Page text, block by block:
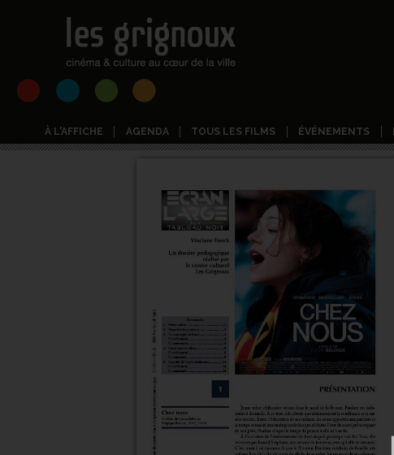
À L'AFFICHE AGENDA TOUS LES FILMS ÉVÉNEMENTS